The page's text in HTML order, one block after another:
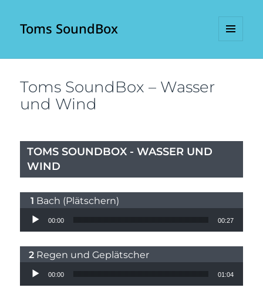
Toms SoundBox
Toms SoundBox – Wasser
und Wind
TOMS SOUNDBOX - WASSER UND
WIND
Bach (Plätschern)
Audio-Player
00:00 00:27
Regen und Geplätscher
Audio-Player
00:00 01:04